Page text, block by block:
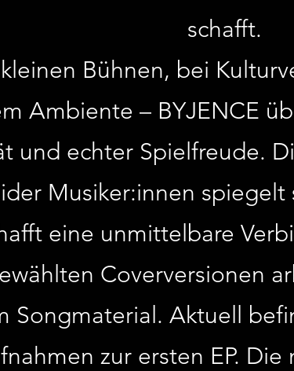
schafft.
Bühnen, bei
Ambiente – BYJENCE
und echter Spielfreude.
Musiker:innen
eine unmittelbare
Coverversionen
Songmaterial. Aktuell
zur ersten EP.